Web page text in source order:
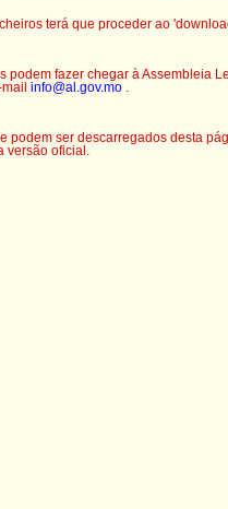
terá que proceder ao
podem fazer chegar à Assembleia
info@al.gov.mo .
podem ser descarregados desta
versão oficial.